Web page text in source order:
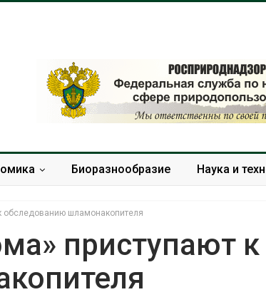
Биоразнообразие Наука и
обследованию шламонакопителя
приступают к
утвердило
систему